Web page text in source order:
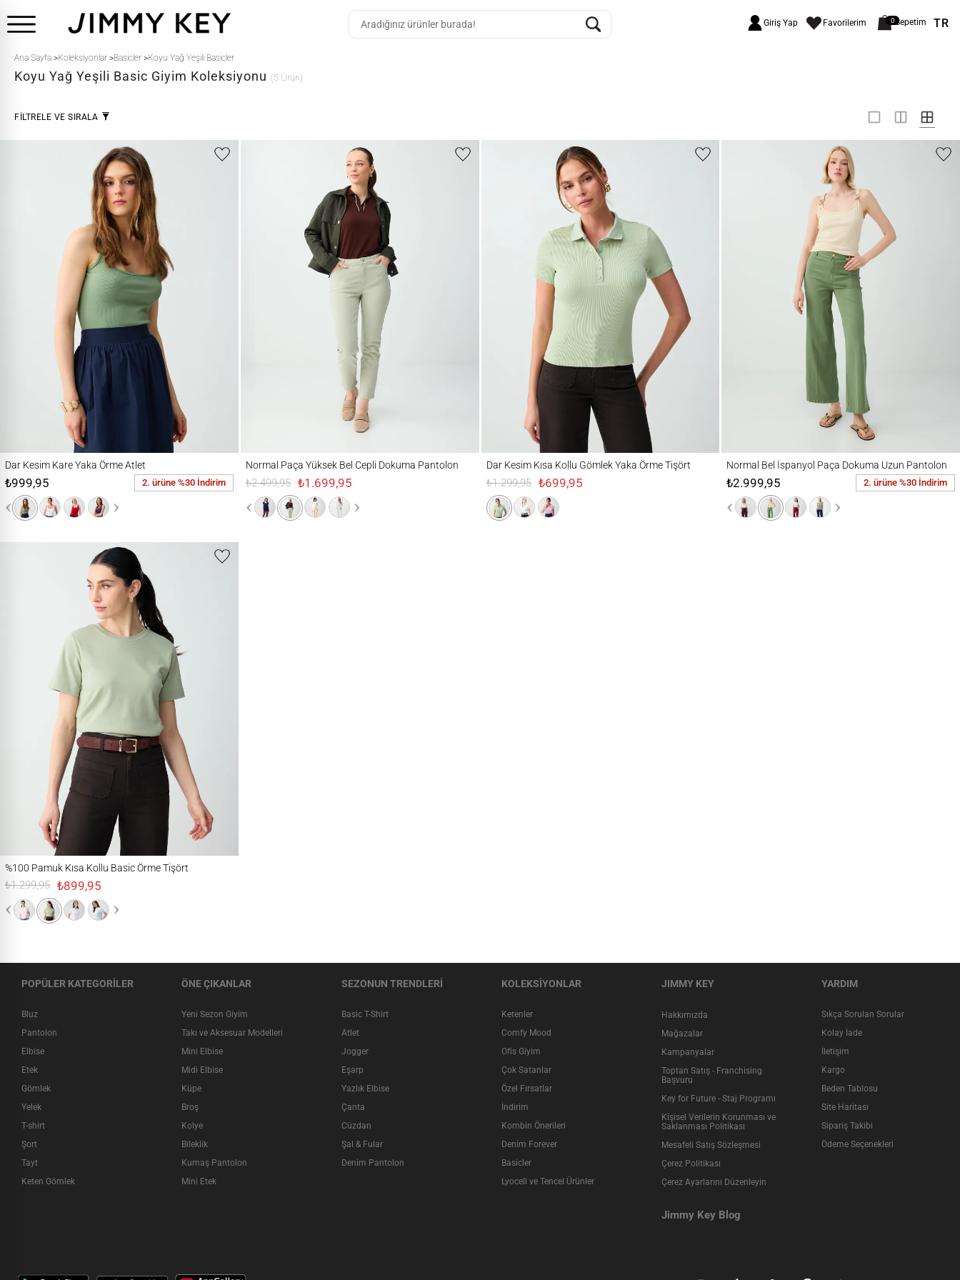
Giriş Yap Favorilerim 0Sepetim TR
Ana Sayfa >Koleksiyonlar >Basicler >Koyu Yağ Yeşili Basicler
Koyu Yağ Yeşili Basic Giyim Koleksiyonu (5 Ürün)
FİLTRELE VE SIRALA
Dar Kesim Kare Yaka Örme Atlet
Dar Kesim Kare Yaka Örme Atlet
₺999,95 2. ürüne %30 İndirim
Normal Paça Yüksek Bel Cepli Dokuma Pantolon
₺2.499,95 ₺1.699,95
Dar Kesim Kısa Kollu Gömlek Yaka Örme Tişört
Dar Kesim Kısa Kollu Gömlek Yaka Örme Tişört
₺1.299,95 ₺699,95
Normal Bel İspanyol Paça Dokuma Uzun Pantolon
Normal Bel İspanyol Paça Dokuma Uzun Pantolon
₺2.999,95 2. ürüne %30 İndirim
%100 Pamuk Kısa Kollu Basic Örme Tişört
₺1.299,95 ₺899,95
POPÜLER KATEGORİLER
Bluz
Pantolon
Elbise
Etek
Gömlek
Yelek
T-shirt
Şort
Tayt
Keten Gömlek
ÖNE ÇIKANLAR
Yeni Sezon Giyim
Takı ve Aksesuar Modelleri
Mini Elbise
Midi Elbise
Küpe
Broş
Kolye
Bileklik
Kumaş Pantolon
Mini Etek
SEZONUN TRENDLERİ
Basic T-Shirt
Atlet
Jogger
Eşarp
Yazlık Elbise
Çanta
Cüzdan
Şal & Fular
Denim Pantolon
KOLEKSİYONLAR
Ketenler
Comfy Mood
Ofis Giyim
Çok Satanlar
Özel Fırsatlar
İndirim
Kombin Önerileri
Denim Forever
Basicler
Lyocell ve Tencel Ürünler
JIMMY KEY
Hakkımızda
Mağazalar
Kampanyalar
Toptan Satış - Franchising
Başvuru
Key for Future - Staj Programı
Kişisel Verilerin Korunması ve
Saklanması Politikası
Mesafeli Satış Sözleşmesi
Çerez Politikası
Çerez Ayarlarını Düzenleyin
Jimmy Key Blog
YARDIM
Sıkça Sorulan Sorular
Kolay İade
İletişim
Kargo
Beden Tablosu
Site Haritası
Sipariş Takibi
Ödeme Seçenekleri